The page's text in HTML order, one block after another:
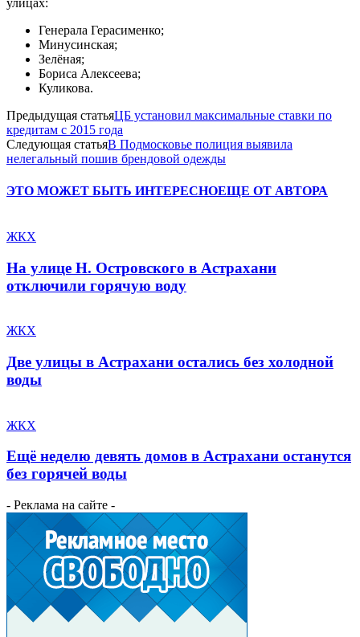
улицах:
Генерала Герасименко;
Минусинская;
Зелёная;
Бориса Алексеева;
Куликова.
Предыдущая статьяЦБ установил максимальные ставки по
кредитам с 2015 года
Следующая статьяВ Подмосковье полиция выявила
нелегальный пошив брендовой одежды
ЭТО МОЖЕТ БЫТЬ ИНТЕРЕСНОЕЩЕ ОТ АВТОРА
ЖКХ
На улице Н. Островского в Астрахани
отключили горячую воду
ЖКХ
Две улицы в Астрахани остались без холодной
воды
ЖКХ
Ещё неделю девять домов в Астрахани останутся
без горячей воды
- Реклама на сайте -